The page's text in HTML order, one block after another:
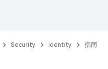
Security Identity 指南